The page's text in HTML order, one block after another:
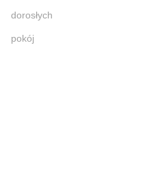
dorosłych
pokój